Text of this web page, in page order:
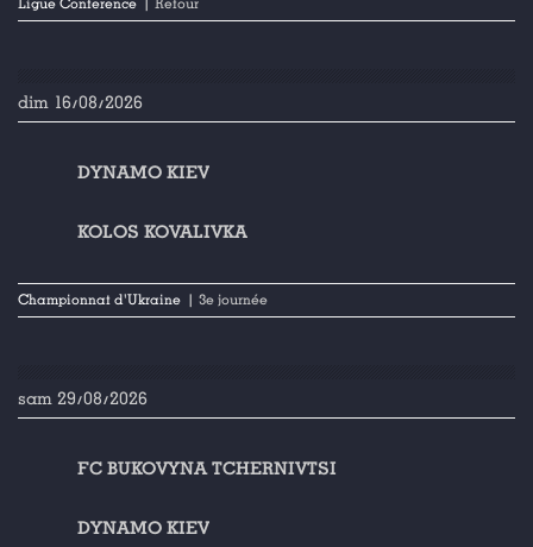
Ligue Conference | Retour
dim 16/08/2026
DYNAMO KIEV
KOLOS KOVALIVKA
Championnat d'Ukraine | 3e journée
sam 29/08/2026
FC BUKOVYNA TCHERNIVTSI
DYNAMO KIEV